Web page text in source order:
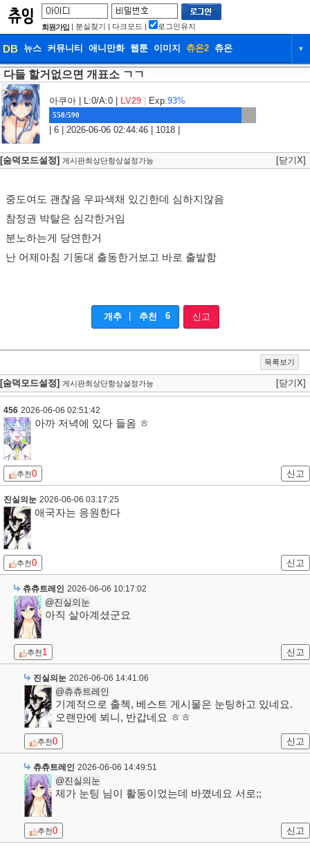
회원가입 | 분실찾기 | 다크모드 | 로그인유지
DB 뉴스 커뮤니티 애니만화 웹툰 이미지 츄온2 츄온 ▼
DB 뉴스
웹툰 이미지 츄온2
다들 할거없으면 개표소 ㄱㄱ
아쿠아 | L:0/A:0 | LV29 Exp.93%
550/590
| 6 | 2026-06-06 02:44:46 | 1018 |
[숨덕모드설정] 게시판최상단항상설정가능 [닫기X]
중도여도 괜찮음 우파색채 있긴한데 심하지않음
참정권 박탈은 심각한거임
분노하는게 당연한거
난 어제아침 기동대 출동한거보고 바로 출발함
개추 추천 6 신고
목록보기
[숨덕모드설정] 게시판최상단항상설정가능 [닫기X]
456 2026-06-06 02:51:42
아까 저녁에 있다 들옴 ㅎ
추천0 신고
진실의눈 2026-06-06 03:17:25
애국자는 응원한다
추천0 신고
츄츄트레인 2026-06-06 10:17:02
@진실의눈
아직 살아계셨군요
추천1 신고
진실의눈 2026-06-06 14:41:06
@츄츄트레인
기계적으로 출첵, 베스트 게시물은 눈팅하고 있네요.
오랜만에 뵈니, 반갑네요 ㅎㅎ
추천0 신고
츄츄트레인 2026-06-06 14:49:51
@진실의눈
제가 눈팅 님이 활동이었는데 바꼈네요 서로;;
추천0 신고